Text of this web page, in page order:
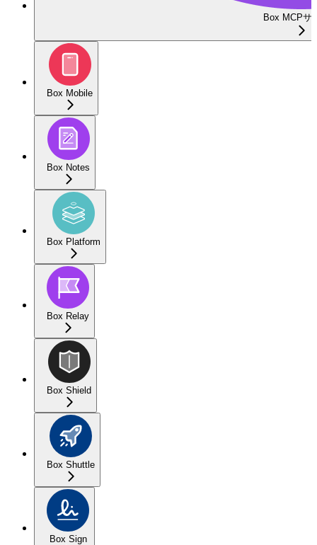
Box MCPサ
Box Mobile
Box Notes
Box Platform
Box Relay
Box Shield
Box Shuttle
Box Sign